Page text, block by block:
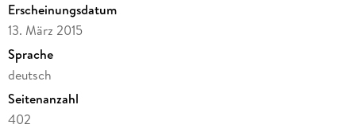
Erscheinungsdatum
13. März 2015
Sprache
deutsch
Seitenanzahl
402